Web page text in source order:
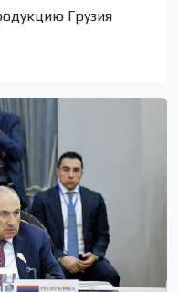
Грузия